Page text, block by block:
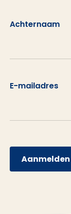
Achternaam
E-mailadres
Aanmelden